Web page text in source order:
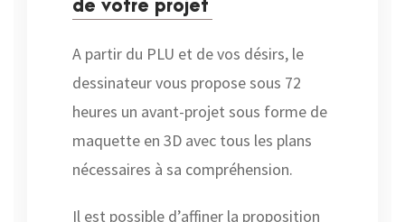
de votre projet
A partir du PLU et de vos désirs, le
dessinateur vous propose sous 72
heures un avant-projet sous forme de
maquette en 3D avec tous les plans
nécessaires à sa compréhension.
Il est possible d’affiner la proposition